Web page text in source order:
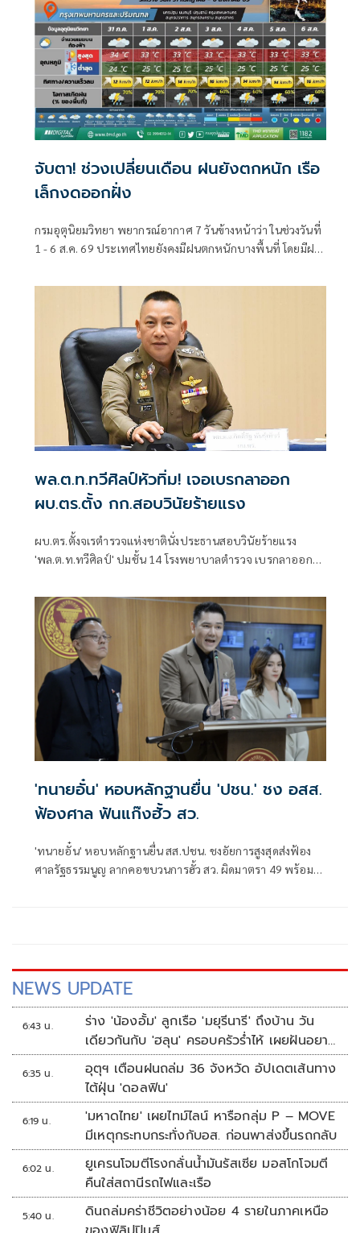
จับตา! ช่วงเปลี่ยนเดือน ฝนยังตกหนัก เรือ
เล็กงดออกฝั่ง
กรมอุตุนิยมวิทยา พยากรณ์อากาศ 7 วันข้างหน้าว่า ในช่วงวันที่
1 - 6 ส.ค. 69 ประเทศไทยยังคงมีฝนตกหนักบางพื้นที่ โดยมีฝน
พล.ต.ท.ทวีศิลป์หัวทิ่ม! เจอเบรกลาออก
ผบ.ตร.ตั้ง กก.สอบวินัยร้ายแรง
ผบ.ตร.ตั้งจเรตำรวจแห่งชาตินั่งประธานสอบวินัยร้ายแรง
'พล.ต.ท.ทวีศิลป์' ปมชั้น 14 โรงพยาบาลตำรวจ เบรกลาออก
'ทนายอั๋น' หอบหลักฐานยื่น 'ปชน.' ชง อสส.
ฟ้องศาล ฟันแก๊งฮั้ว สว.
'ทนายอั๋น' หอบหลักฐานยื่น สส.ปชน. ชงอัยการสูงสุดส่งฟ้อง
ศาลรัฐธรรมนูญ ลากคอขบวนการฮั้ว สว. ผิดมาตรา 49 พร้อม
NEWS UPDATE
6:43 น.
ร่าง 'น้องอั้ม' ลูกเรือ 'มยุรีนารี' ถึงบ้าน วัน
เดียวกันกับ 'ฮลุน' ครอบครัวร่ำไห้ เผยฝันอยาก
เป็นทหารเรือ
6:35 น.
อุตุฯ เตือนฝนถล่ม 36 จังหวัด อัปเดตเส้นทาง
ไต้ฝุ่น 'ดอลฟิน'
6:19 น.
'มหาดไทย' เผยไทม์ไลน์ หารือกลุ่ม P – MOVE
มีเหตุกระทบกระทั่งกับอส. ก่อนพาส่งขึ้นรถกลับ
6:02 น.
ยูเครนโจมตีโรงกลั่นน้ำมันรัสเซีย มอสโกโจมตี
คืนใส่สถานีรถไฟและเรือ
5:40 น.
ดินถล่มคร่าชีวิตอย่างน้อย 4 รายในภาคเหนือ